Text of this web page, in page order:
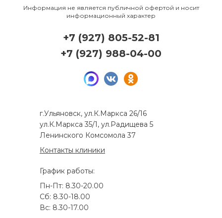
Информация не является публичной офертой и носит
информационный характер
г.Ульяновск, ул.К.Маркса 26/16
ул.К.Маркса 35/1, ул.Радищева 5
Ленинского Комсомола 37
Контакты клиники
График работы:
Пн-Пт: 8.30-20.00
Сб: 8.30-18.00
Вс: 8.30-17.00
+7 (927) 805-52-81
+7 (927) 988-04-00